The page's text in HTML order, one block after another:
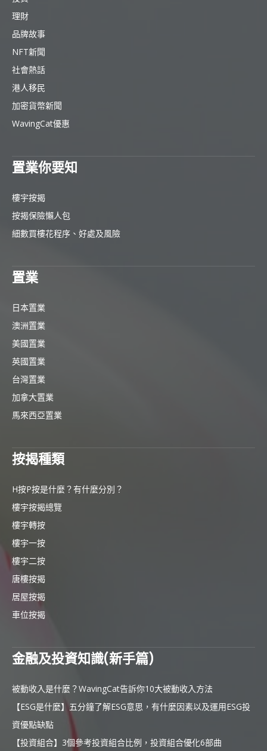
理財
品牌故事
NFT新聞
社會熱話
港人移民
加密貨幣新聞
WavingCat優惠
置業你要知
樓宇按揭
按揭保險懶人包
細數買樓花程序、好處及風險
置業
日本置業
澳洲置業
美國置業
英國置業
台灣置業
加拿大置業
馬來西亞置業
按揭種類
H按P按是什麼？有什麼分別？
樓宇按揭總覽
樓宇轉按
樓宇一按
樓宇二按
唐樓按揭
居屋按揭
車位按揭
金融及投資知識(新手篇)
被動收入是什麼？WavingCat告訴你10大被動收入方法
【ESG是什麼】五分鐘了解ESG意思，有什麼因素以及運用ESG投
資優點缺點
【投資組合】3個參考投資組合比例，投資組合優化6部曲